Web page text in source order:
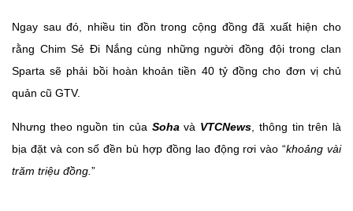
Ngay sau đó, nhiều tin đồn trong cộng đồng đã xuất hiện cho
rằng Chim Sẻ Đi Nắng cùng những người đồng đội trong clan
Sparta sẽ phải bồi hoàn khoản tiền 40 tỷ đồng cho đơn vị chủ
quản cũ GTV.
Nhưng theo nguồn tin của Sohavà VTCNews , thông tin trên là
bịa đặt và con số đền bù hợp đồng lao động rơi vào “khoảng vài
trăm triệu đồng. ”